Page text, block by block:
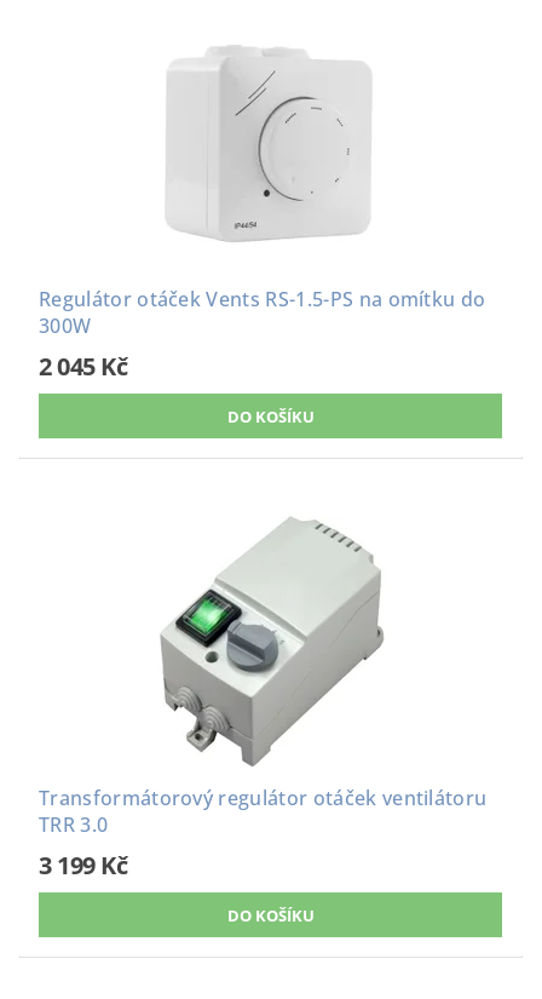
Regulátor otáček Vents RS-1.5-PS na omítku do
300W
2 045 Kč
Transformátorový regulátor otáček ventilátoru
TRR 3.0
3 199 Kč